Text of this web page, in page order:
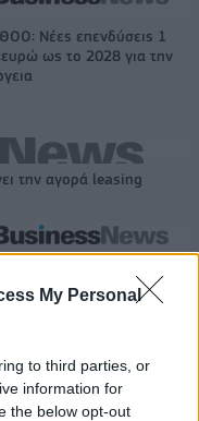
My Personal
to third parties, or
information for
the below opt-out
Νέες επενδύσεις 1
ευρώ ως το 2028 για την
την αγορά leasing
στη διεθνή σειρά δεικτών
Επιδαύρου άνοιξε τις